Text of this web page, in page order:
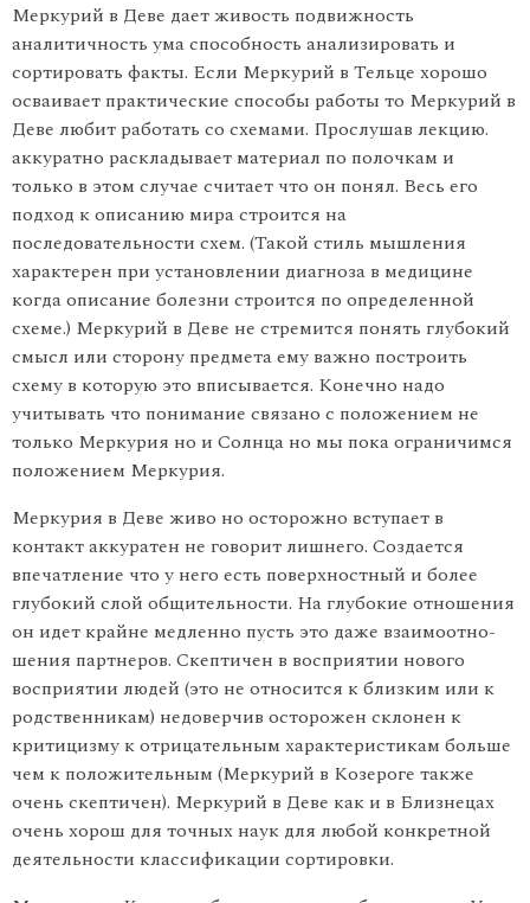
Меркурий в Деве дает живость подвижность
аналитичность ума способность анализировать и
сортировать факты. Если Мер­курий в Тельце хорошо
осваивает практические способы работы то Меркурий в
Деве любит работать со схемами. Прослушав лекцию.
аккуратно раскладывает материал по полочкам и
только в этом слу­чае считает что он понял. Весь его
подход к описанию мира строится на
последовательности схем. (Такой стиль мышления
характерен при установлении диагноза в медицине
когда описание болезни строится по определенной
схеме.) Меркурий в Деве не стремится понять глубокий
смысл или сторону предмета ему важно построить
схему в которую это вписывается. Конечно надо
учитывать что понимание связано с положением не
только Меркурия но и Солнца но мы пока ограничимся
положением Меркурия.
Меркурия в Деве живо но осторожно вступает в
контакт акку­ратен не говорит лишнего. Создается
впечатление что у него есть поверхностный и более
глубокий слой общительности. На глубокие отношения
он идет крайне медленно пусть это даже взаимоотно­
шения партнеров. Скептичен в восприятии нового
восприятии лю­дей (это не относится к близким или к
родственникам) недоверчив осторожен склонен к
критицизму к отрицательным харак­теристикам больше
чем к положительным (Меркурий в Козероге также
очень скептичен). Меркурий в Деве как и в Близнецах
очень хорош для точных наук для любой конкретной
деятельности классификации сортировки.